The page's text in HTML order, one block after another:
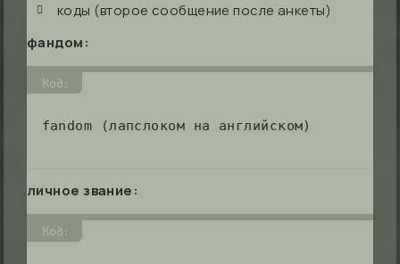
коды (второе сообщение после анкеты)
фандом:
Код:
fandom (лапслоком на английском)
личное звание:
Код: